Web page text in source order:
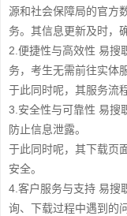
源和社会保障局的官方
务。其信息更新及时，
2.便捷性与高效性 易搜
务，考生无需前往实体
于此同时呢，其服务流
3.安全性与可靠性 易搜
防止信息泄露。
于此同时呢，其下载页
安全。
4.客户服务与支持 易搜
询、下载过程中遇到的